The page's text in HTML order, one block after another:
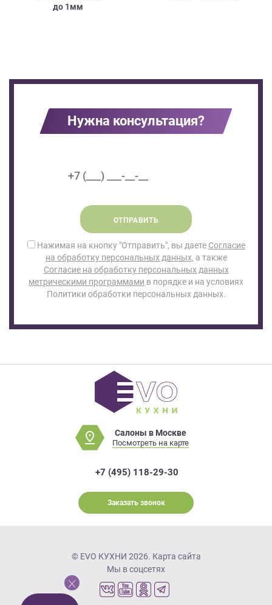
до 1мм
Нужна консультация?
ОТПРАВИТЬ
Нажимая на кнопку "Отправить", вы даете Согласие
на обработку персональных данных, а также
Согласие на обработку персональных данных
метрическими программами в порядке и на условиях
Политики обработки персональных данных.
Салоны в Москве
Посмотреть на карте
+7 (495) 118-29-30
Заказать звонок
© EVO КУХНИ 2026. Карта сайта
Мы в соцсетях